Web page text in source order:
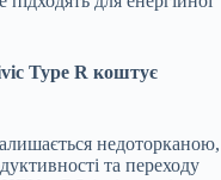
Type R коштує
недоторканою,
та переходу